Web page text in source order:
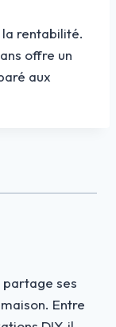
rentabilité.
offre un
aux
ses
Entre